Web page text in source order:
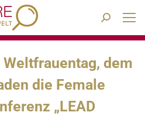
Search:
dem
die Female
„LEAD